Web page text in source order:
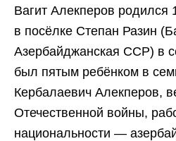
Вагит Алекперов родился
в посёлке Степан Разин
Азербайджанская ССР) в
был пятым ребёнком в
Кербалаевич Алекперов,
Отечественной войны,
национальности —